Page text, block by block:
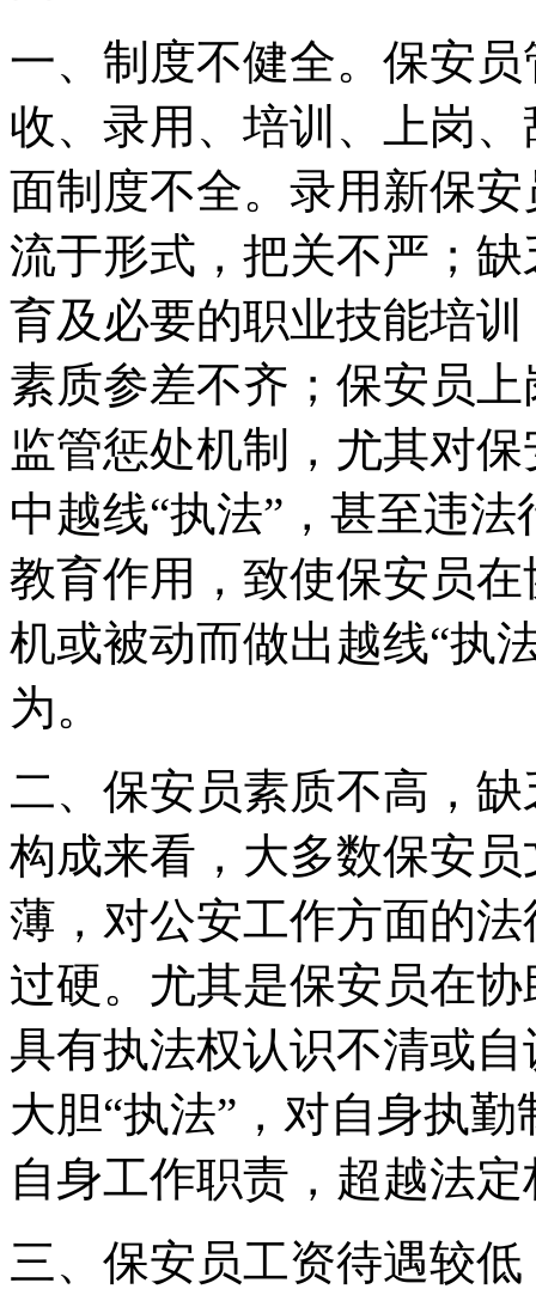
一、制度不健全。保安
收、录用、培训、上岗
面制度不全。录用新保
流于形式，把关不严；
育及必要的职业技能培
素质参差不齐；保安员
监管惩处机制，尤其对
中越线“执法”，甚至违
教育作用，致使保安员
机或被动而做出越线“执
为。
二、保安员素质不高，
构成来看，大多数保安
薄，对公安工作方面的
过硬。尤其是保安员在
具有执法权认识不清或
大胆“执法”，对自身执
自身工作职责，超越法
三、保安员工资待遇较